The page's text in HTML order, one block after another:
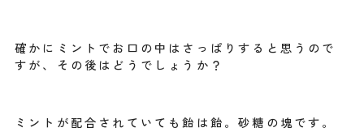
確かにミントでお口の中はさっぱりすると思うので
すが、その後はどうでしょうか？
ミントが配合されていても飴は飴。砂糖の塊です。